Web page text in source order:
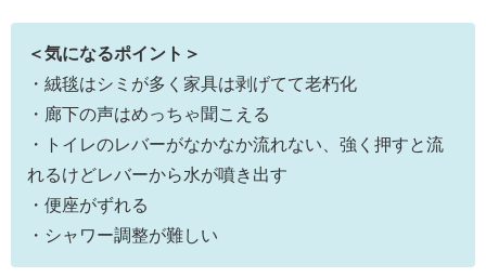
＜気になるポイント＞
・絨毯はシミが多く家具は剥げてて老朽化
・廊下の声はめっちゃ聞こえる
・トイレのレバーがなかなか流れない、強く押すと流
れるけどレバーから水が噴き出す
・便座がずれる
・シャワー調整が難しい